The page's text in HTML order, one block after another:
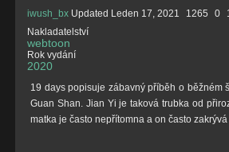
iwush_bx Updated Leden 17, 2021 1265 0
Nakladatelství
webtoon
Rok vydání
2020
19 days popisuje zábavný příběh o běžném
Guan Shan. Jian Yi je taková trubka od
matka je často nepřítomna a on často